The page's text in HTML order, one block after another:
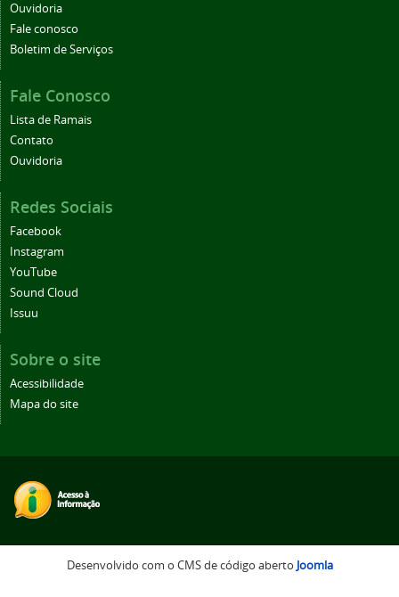
Ouvidoria
Fale conosco
Boletim de Serviços
Fale Conosco
Lista de Ramais
Contato
Ouvidoria
Redes Sociais
Facebook
Instagram
YouTube
Sound Cloud
Issuu
Sobre o site
Acessibilidade
Mapa do site
Desenvolvido com o CMS de código aberto Joomla